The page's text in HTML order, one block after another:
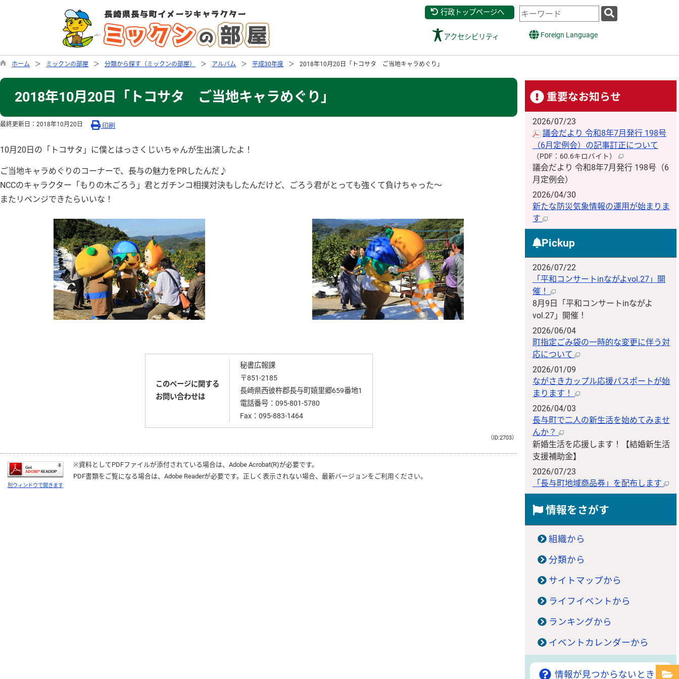
行政トップページへ
検
索
ワ
アクセシビリティ Foreign Language
ホーム ミックンの部屋 分類から探す（ミックンの部屋） アルバム 平成30年度 2018年10月20日「トコサタ ご当地キャラめぐり」
2018年10月20日「トコサタ ご当地キャラめぐり」
最終更新日： 2018年10月20日 印刷
10月20日の「トコサタ」に僕とはっさくじいちゃんが生出演したよ！
ご当地キャラめぐりのコーナーで、長与の魅力をPRしたんだ♪
NCCのキャラクター「もりの木ごろう」君とガチンコ相撲対決もしたんだけど、ごろう君がとっても強くて負けちゃった～
またリベンジできたらいいな！
このページに関する
お問い合わせは
秘書広報課
〒851-2185
長崎県西彼杵郡長与町嬉里郷659番地1
電話番号： 095-801-5780
Fax：095-883-1464
（ID:2703）
別ウィンドウで開きます
※資料としてPDFファイルが添付されている場合は、 Adobe Acrobat(R)が必要です。
PDF書類をご覧になる場合は、 Adobe Readerが必要です。正しく表示されない場合、最新バージョンをご利用ください。
重要なお知らせ
2026/07/23
議会だより 令和8年7月発行 198号
（6月定例会）の記事訂正について
（PDF：60.6キロバイト）
議会だより 令和8年7月発行 198号（6
月定例会）
2026/04/30
新たな防災気象情報の運用が始まりま
す
Pickup
2026/07/22
「平和コンサートinながよvol.27」開
催！
8月9日「平和コンサートinながよ
vol.27」開催！
2026/06/04
町指定ごみ袋の一時的な変更に伴う対
応について
2026/01/09
ながさきカップル応援パスポートが始
まります！
2026/04/03
長与町で二人の新生活を始めてみませ
んか？
新婚生活を応援します！【結婚新生活
支援補助金】
2026/07/23
「長与町地域商品券」を配布します
情報をさがす
組織から
分類から
サイトマップから
ライフイベントから
ランキングから
イベントカレンダーから
情報が見つからないときは